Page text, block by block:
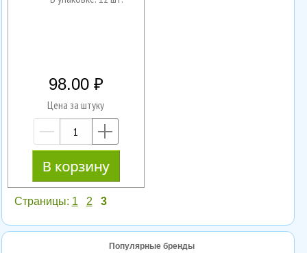
98.00
Цена за штуку
—
Страницы: 1 2 3
Популярные бренды